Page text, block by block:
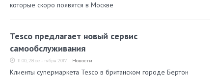
которые скоро появятся в Москве
Tesco предлагает новый сервис
самообслуживания
11:00, 28 сентября 2017 Новости
Клиенты супермаркета Tesco в британском городе Бертон